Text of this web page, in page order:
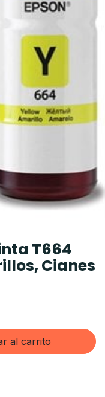
T664
Cianes
al carrito